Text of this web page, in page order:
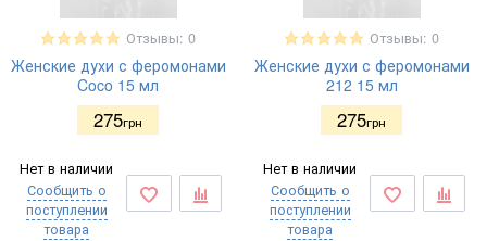
Отзывы: 0
Женские духи с феромонами
Coco 15 мл
275грн
Нет в наличии
Сообщить о
поступлении
товара
Отзывы: 0
Женские духи с феромонами
212 15 мл
275грн
Нет в наличии
Сообщить о
поступлении
товара